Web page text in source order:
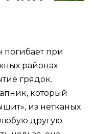
погибает при
районах
грядок.
который
из нетканых
другую